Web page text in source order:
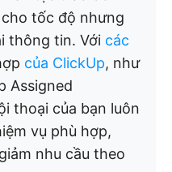
tốc độ nhưng
thông tin. Với các
của ClickUp, như
Assigned
thoại của bạn luôn
vụ phù hợp,
nhu cầu theo